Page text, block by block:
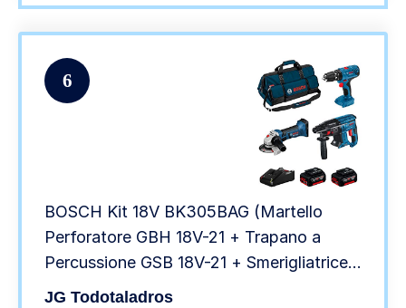
6
BOSCH Kit 18V BK305BAG (Martello
Perforatore GBH 18V-21 + Trapano a
Percussione GSB 18V-21 + Smerigliatrice
GWS 18-125 V-LI + 2 Batterie di 5,0 Ah +
JG Todotaladros